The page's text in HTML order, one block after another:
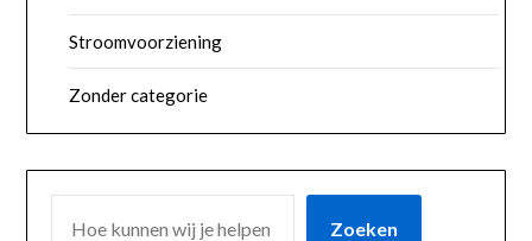
Stroomvoorziening
Zonder categorie
Zoeken